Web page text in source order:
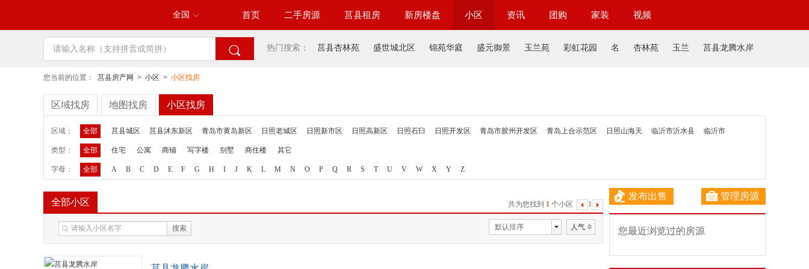
全国  首页 二手房源 莒县租房 新房楼盘 小区 资讯 团购 家装 视频
 热门搜索： 莒县杏林苑 盛世城北区 锦苑华庭 盛元御景 玉兰苑 彩虹花园 名 杏林苑 玉兰 莒县龙腾水岸
您当前的位置： 莒县房产网 > 小区 > 小区找房
区域找房 地图找房 小区找房
区域： 全部 莒县城区 莒县沭东新区 青岛市黄岛新区 日照老城区 日照新市区 日照高新区 日照石臼 日照开发区 青岛市胶州开发区 青岛上合示范区 日照山海天 临沂市沂水县 临沂市
日照市北经济开发区 泛北京雄安附近区域
类型： 全部 住宅 公寓 商铺 写字楼 别墅 商住楼 其它
字母： 全部 A B C D E F G H I J K L M N O P Q R S T U V W X Y Z
共为您找到 1 个小区 1
全部小区
搜索 默认排序 人气
发布出售 管理房源
您最近浏览过的房源